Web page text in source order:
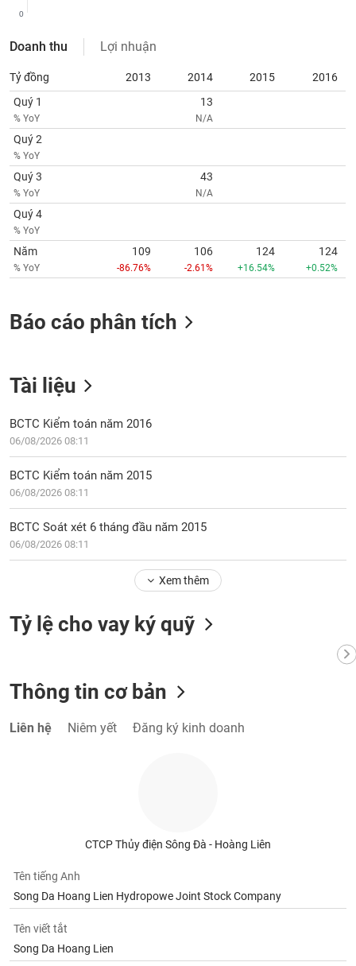
0
Doanh thu Lợi nhuận
Tỷ đồng 2013 2014 2015
2016
Quý 1
% YoY
13
N/A
Quý 2
% YoY
Quý 3
% YoY
43
N/A
Quý 4
% YoY
Năm
% YoY
109
-86.76%
106
-2.61%
124
+16.54%
124
+0.52%
Báo cáo phân tích
Tài liệu
BCTC Kiểm toán năm 2016
06/08/2026 08:11
BCTC Kiểm toán năm 2015
06/08/2026 08:11
BCTC Soát xét 6 tháng đầu năm 2015
06/08/2026 08:11
Xem thêm
Tỷ lệ cho vay ký quỹ
Thông tin cơ bản
Liên hệ Niêm yết Đăng ký kinh doanh
CTCP Thủy điện Sông Đà - Hoàng Liên
Tên tiếng Anh
Song Da Hoang Lien Hydropowe Joint Stock Company
Tên viết tắt
Song Da Hoang Lien
Dịch
(-)
Đào
tạo
Sách
tài
chính
Công
tư
Truyền
thông
tài
chính